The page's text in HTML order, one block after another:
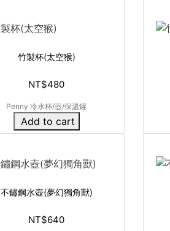
竹製杯(太空猴)
NT$480
Penny 冷水杯/壺/保溫罐
Add to cart
不鏽鋼水壺(夢幻獨角獸)
NT$640